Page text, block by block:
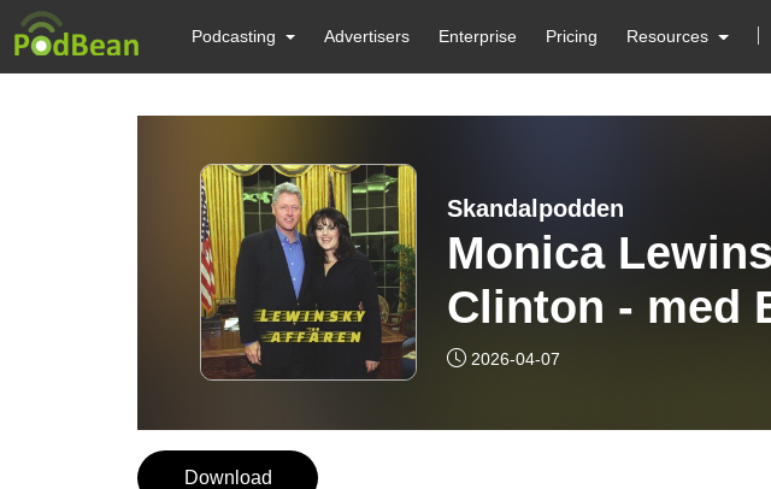
Podcasting Advertisers Enterprise Pricing Resources
Skandalpodden
Monica
Clinton - med
2026-04-07
Download